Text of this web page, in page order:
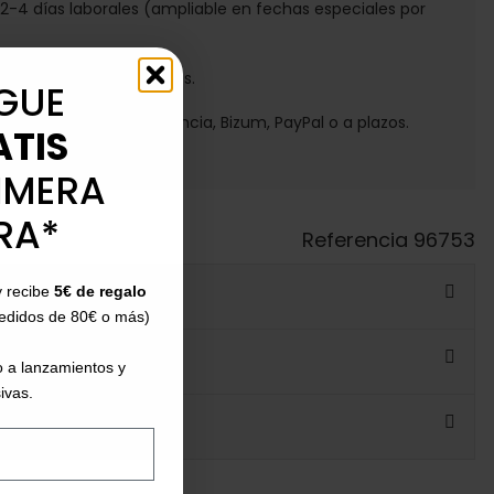
2-4 días laborales (ampliable en fechas especiales por
días para devoluciones.
con tarjeta, transferencia, Bizum, PayPal o a plazos.
Referencia 96753
recibe 5€ de regalo
de 80€ o más)
a lanzamientos y